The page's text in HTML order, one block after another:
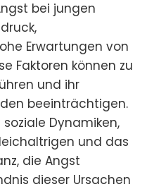
bei jungen
Erwartungen von
Faktoren können zu
und ihr
beeinträchtigen.
Dynamiken,
und das
die Angst
dieser Ursachen